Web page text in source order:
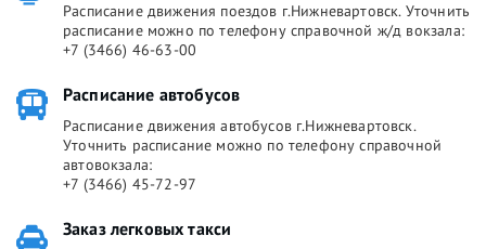
Расписание движения поездов г.Нижневартовск. Уточнить
расписание можно по телефону справочной ж/д вокзала:
+7 (3466) 46-63-00
Расписание автобусов
Расписание движения автобусов г.Нижневартовск.
Уточнить расписание можно по телефону справочной
автовокзала:
+7 (3466) 45-72-97
Заказ легковых такси